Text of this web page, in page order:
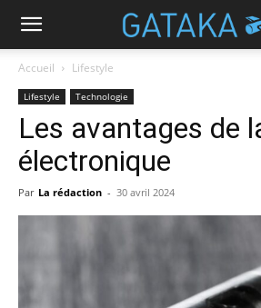
Accueil Lifestyle
Lifestyle Technologie
Les avantages de
électronique
Par La rédaction - 30 avril 2024